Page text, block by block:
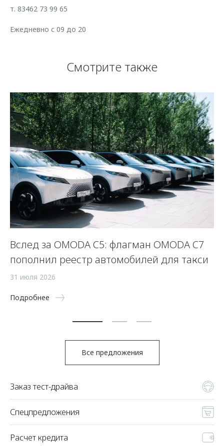
т. 83462 73 99 65
Ежедневно с 09 до 20
Смотрите также
Вслед за OMODA C5: флагман OMODA C7
пополнил реестр автомобилей для такси
31 июля 2026
Подробнее
Все предложения
Заказ тест-драйва
Спецпредложения
Расчет кредита